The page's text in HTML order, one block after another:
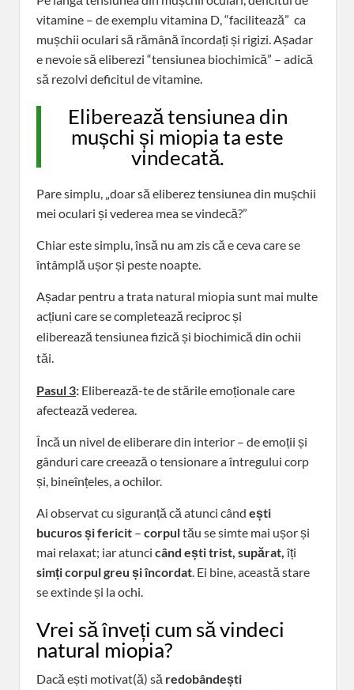
vitamine – de exemplu vitamina D, “facilitează” ca
mușchii oculari să rămână încordați și rigizi. Așadar
e nevoie să eliberezi “tensiunea biochimică” – adică
să rezolvi deficitul de vitamine.
Eliberează tensiunea din
mușchi și miopia ta este
vindecată.
Pare simplu, „doar să eliberez tensiunea din mușchii
mei oculari și vederea mea se vindecă?”
Chiar este simplu, însă nu am zis că e ceva care se
întâmplă ușor și peste noapte.
Așadar pentru a trata natural miopia sunt mai multe
acțiuni care se completează reciproc și
eliberează tensiunea fizică și biochimică din ochii
tăi.
Pasul 3: Eliberează-te de stările emoționale care
afectează vederea.
Încă un nivel de eliberare din interior – de emoții și
gânduri care creează o tensionare a întregului corp
și, bineînțeles, a ochilor.
Ai observat cu siguranță că atunci când ești
bucuros și fericit – corpultău se simte mai ușor și
mai relaxat; iar atunci când ești trist, supărat, îți
simți corpul greu și încordat. Ei bine, această stare
se extinde și la ochi.
Vrei să înveți cum să vindeci
natural miopia?
Dacă ești motivat(ă) să redobândești